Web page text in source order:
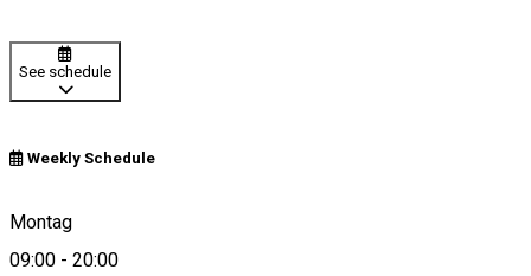
See schedule
Weekly Schedule
Montag
09:00 - 20:00
Sibiu, Romania